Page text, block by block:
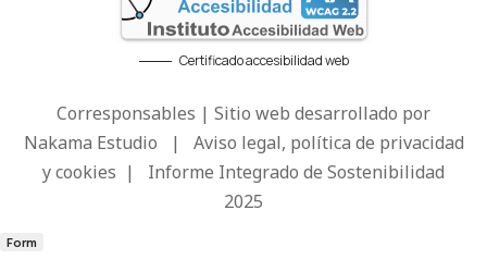
Certificado accesibilidad web
Corresponsables | Sitio web desarrollado por
Nakama Estudio | Aviso legal, política de privacidad
y cookies | Informe Integrado de Sostenibilidad
2025
Form